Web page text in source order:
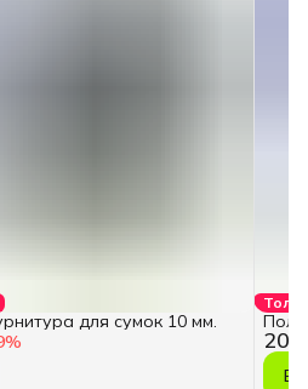
%
для сумок 10 мм.
201
В